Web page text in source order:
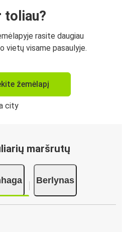
toliau?
rasite daugiau
vietų visame pasaulyje.
žemėlapį
maršrutų
Berlynas